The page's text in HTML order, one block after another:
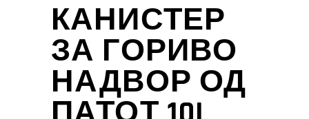
КАНИСТЕР
ЗА ГОРИВО
НАДВОР ОД